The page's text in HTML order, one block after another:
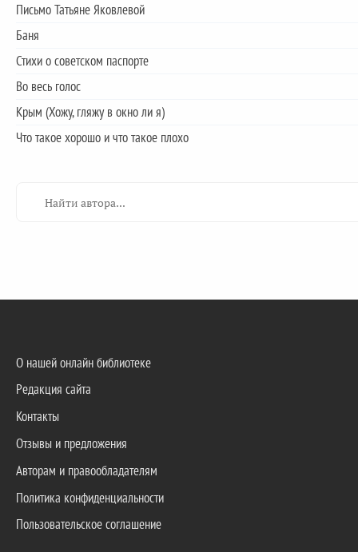
Письмо Татьяне Яковлевой
Баня
Стихи о советском паспорте
Во весь голос
Крым (Хожу, гляжу в окно ли я)
Что такое хорошо и что такое плохо
О нашей онлайн библиотеке
Редакция сайта
Контакты
Отзывы и предложения
Авторам и правообладателям
Политика конфиденциальности
Пользовательское соглашение